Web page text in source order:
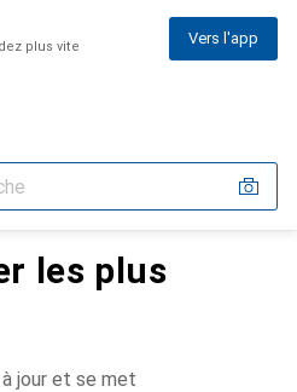
plus vite Vers l'app
les plus
jour et se met